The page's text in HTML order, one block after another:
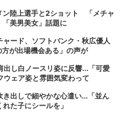
ン陸上選手と2ショット 「メチャ
美男美女」話題に
ード、ソフトバンク・秋広優人
が出場機会ある」の声が
出し白ノースリ姿に反響...「可愛
ェア姿と雰囲気変わって
き出しで細やかな心遣い...「並ん
た子にシールを」